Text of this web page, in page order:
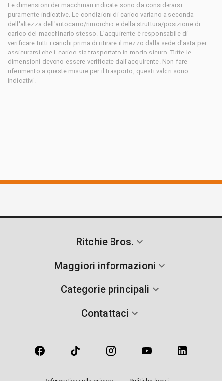
Le dimensioni dei macchinari indicate sono da considerarsi
puramente indicative. Le condizioni di carico variano a seconda
dell'altezza dell'autocarro/rimorchio e della struttura/posizione di
carico del macchinario stesso. L'acquirente è responsabile di
verificare tutti i carichi prima di ritirare il mezzo dalla sede d'asta per
assicurarsi che il carico sia trasportato in modo sicuro. Tutte le
dimensioni devono essere verificate dall'acquirente. Non fare
riferimento a queste misure per il trasporto, questi valori sono
indicativi.
Ritchie Bros.
Maggiori informazioni
Categorie principali
Contattaci